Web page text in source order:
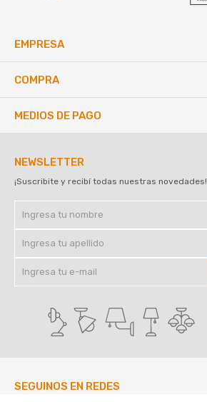
EMPRESA
COMPRA
NEWSLETTER
¡Suscribite y recibí todas nuestras novedades!
SEGUINOS EN REDES
MEDIOS DE PAGO